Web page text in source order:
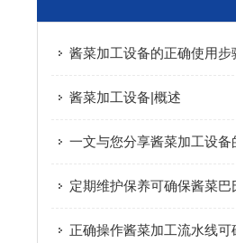
酱菜加工设备|概述